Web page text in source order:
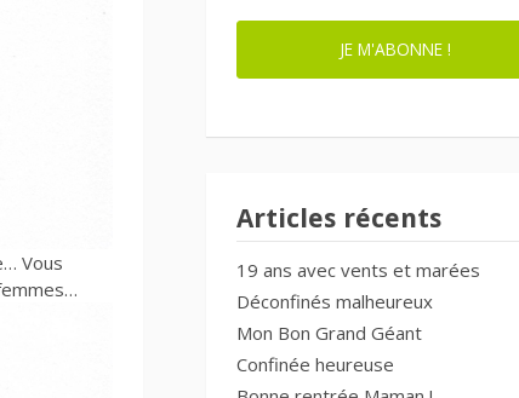
Vous
JE M'ABONNE !
Articles récents
19 ans avec vents et marées
Déconfinés malheureux
Mon Bon Grand Géant
Confinée heureuse